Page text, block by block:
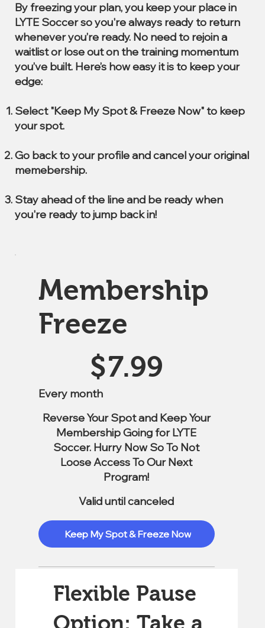
By freezing your plan, you keep your place in
LYTE Soccer so you're always ready to return
whenever you’re ready. No need to rejoin a
waitlist or lose out on the training momentum
you’ve built. Here’s how easy it is to keep your
edge:
Select "Keep My Spot & Freeze Now" to keep
your spot.
Go back to your profile and cancel your original
memebership.
Stay ahead of the line and be ready when
you're ready to jump back in!
Membership
Freeze
$7.99
Every month
Reverse Your Spot and Keep Your
Membership Going for LYTE
Soccer. Hurry Now So To Not
Loose Access To Our Next
Program!
Valid until canceled
Keep My Spot & Freeze Now
Flexible Pause